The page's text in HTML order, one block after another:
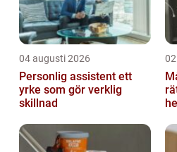
04 augusti 2026
Personlig assistent ett
yrke som gör verklig
skillnad